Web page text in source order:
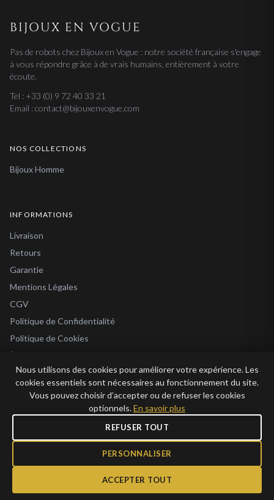
BIJOUX EN VOGUE
Pas de robots chez Bijoux en Vogue : notre société française s'engage
à vous répondre grâce à de vrais humains, entièrement à votre
écoute.
Tel : +33 (0) 9 72 40 33 21
Email : contact@bijouxenvogue.com
NOS COLLECTIONS
Bijoux Homme
INFORMATIONS
Livraison
Retours
Garantie
Mentions Légales
CGV
Politique de Confidentialité
Politique de Cookies
À Propos
Blog
Bijoux en Vogue SAS · SIRET 915 286 975 00015 · RCS Antibes · TVA FR69 915
286 975 · Capital 1 000 €
Nous utilisons des cookies pour améliorer votre expérience. Les
cookies essentiels sont nécessaires au fonctionnement du site.
Vous pouvez choisir d’accepter ou de refuser les cookies
optionnels.En savoir plus
REFUSER TOUT
PERSONNALISER
ACCEPTER TOUT